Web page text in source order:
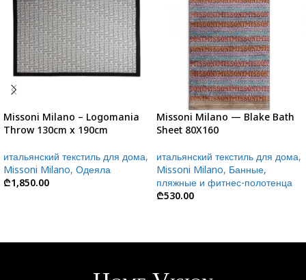
Missoni Milano – Logomania
Throw 130cm x 190cm
итальянский текстиль для дома,
Missoni Milano, Одеяла
₾1,850.00
Missoni Milano — Blake Bath
Sheet 80X160
итальянский текстиль для дома,
Missoni Milano, Банные,
пляжные и фитнес-полотенца
₾530.00